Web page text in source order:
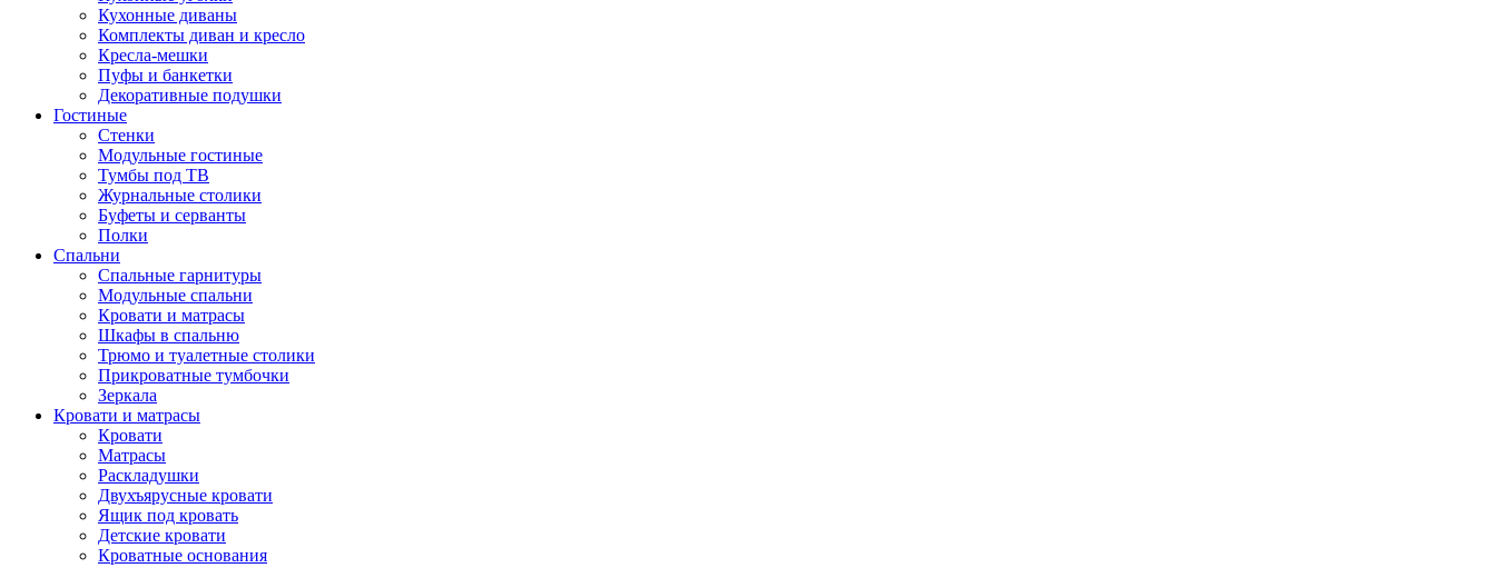
Кухонные диваны
Комплекты диван и кресло
Кресла-мешки
Пуфы и банкетки
Декоративные подушки
Гостиные
Стенки
Модульные гостиные
Тумбы под ТВ
Журнальные столики
Буфеты и серванты
Полки
Спальни
Спальные гарнитуры
Модульные спальни
Кровати и матрасы
Шкафы в спальню
Трюмо и туалетные столики
Прикроватные тумбочки
Зеркала
Кровати и матрасы
Кровати
Матрасы
Раскладушки
Двухъярусные кровати
Ящик под кровать
Детские кровати
Кроватные основания